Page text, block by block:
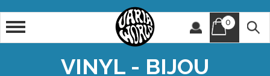
0
VINYL - BIJOU